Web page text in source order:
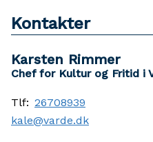
Kontakter
Karsten Rimmer
Chef for Kultur og Fritid i
Tlf: 26708939
kale@varde.dk